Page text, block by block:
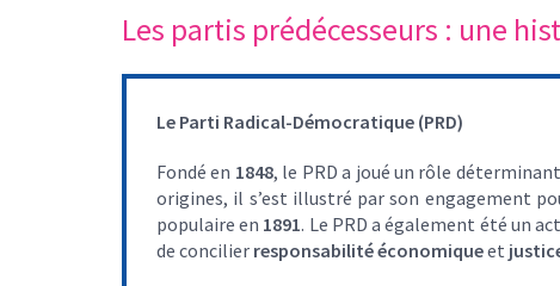
Les partis prédécesseurs : une
Le Parti Radical-Démocratique (PRD)
Fondé en 1848, le PRD a joué un rôle
origines, il s’est illustré par son engagement
populaire en 1891. Le PRD a également été un
de concilier responsabilité économiqueet